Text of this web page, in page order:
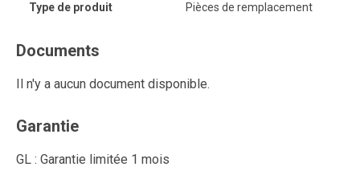
Type de produit Pièces de remplacement
Documents
Il n'y a aucun document disponible.
Garantie
GL : Garantie limitée 1 mois